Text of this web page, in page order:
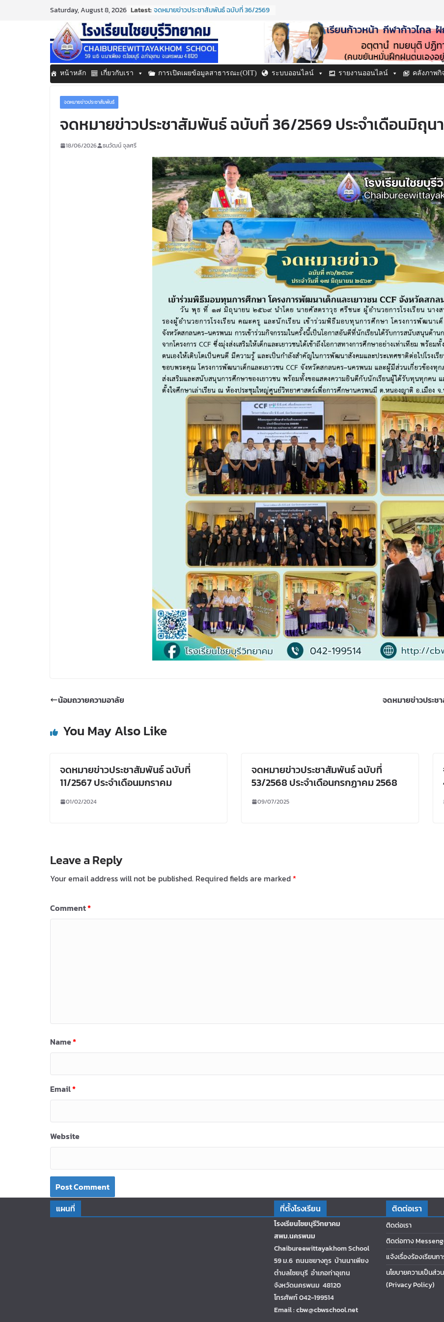
Saturday, August 8, 2026 Latest:จดหมายข่าวประชาสัมพันธ์ ฉบับที่ 36/2569
ประจำเดือนมิถุนายน 2569
กิจกรรมต่อต้านยาเสพติด ปี ๒๕๖๙
กิจกรรมวันสุนทรภู่ ประจำปี ๒๕๖๙
จดหมายข่าวประชาสัมพันธ์ ฉบับที่ 38/2569
ประจำเดือนมิถุนายน 2569
จดหมายข่าวประชาสัมพันธ์ ฉบับที่ 37/2569
ประจำเดือนมิถุนายน 2569
หน้าหลัก เกี่ยวกับเรา การเปิดเผยข้อมูลสาธารณะ(OIT) ระบบออนไลน์ รายงานออนไลน์ คลังภาพกิ
จดหมายข่าวประชาสัมพันธ์
จดหมายข่าวประชาสัมพันธ์ ฉบับที่ 36/2569 ประจำเดือนมิถุน
18/06/2026 ธนวัฒน์ จุลศรี
น้อมถวายความอาลัย จดหมายข่าวประช
You May Also Like
จดหมายข่าวประชาสัมพันธ์ ฉบับที่
11/2567 ประจำเดือนมกราคม
01/02/2024
จดหมายข่าวประชาสัมพันธ์ ฉบับที่
53/2568 ประจำเดือนกรกฏาคม 2568
09/07/2025
Leave a Reply
Your email address will not be published. Required fields are marked *
Comment*
Name*
Email*
Website
แผนที่ ที่ตั้งโรงเรียน
โรงเรียนไชยบุรีวิทยาคม
สพม.นครพนม
Chaibureewittayakhom School
59 ม.6 ถนนชยางกูร บ้านนาเพียง
ตำบลไชยบุรี อำเภอท่าอุเทน
จังหวัดนครพนม 48120
โทรศัพท์ 042-199514
Email : cbw@cbwschool.net
ติดต่อเรา
ติดต่อเรา
ติดต่อทาง
แจ้งเรื่องร้องเรียนก
นโยบายความเป็นส่
(Privacy Policy)